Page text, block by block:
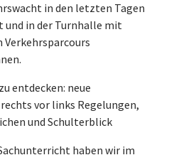
in den letzten Tagen
und in der Turnhalle mit
Verkehrsparcours
entdecken: neue
vor links Regelungen,
und Schulterblick
haben wir im